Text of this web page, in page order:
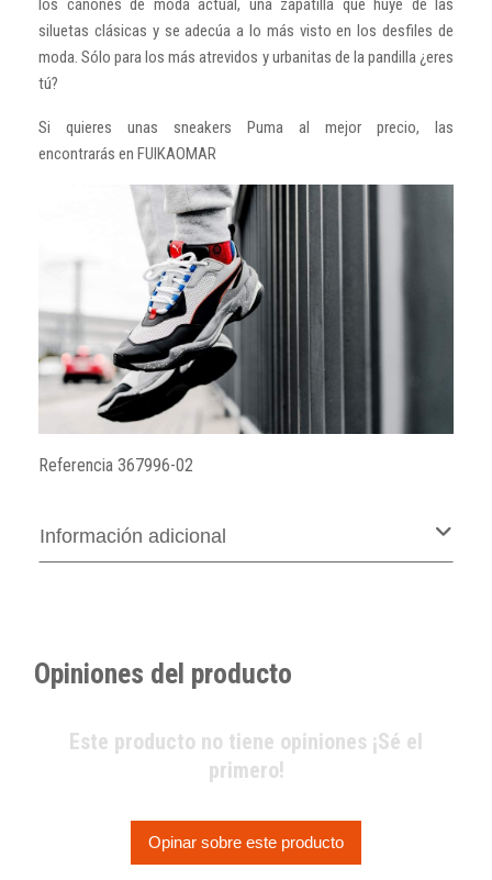
los cánones de moda actual, una zapatilla que huye de las
siluetas clásicas y se adecúa a lo más visto en los desfiles de
moda. Sólo para los más atrevidos y urbanitas de la pandilla ¿eres
tú?
Si quieres unas sneakers Puma al mejor precio, las
encontrarás en FUIKAOMAR
Referencia 367996-02
Información adicional
Opiniones del producto
Este producto no tiene opiniones ¡Sé el
primero!
Opinar sobre este producto